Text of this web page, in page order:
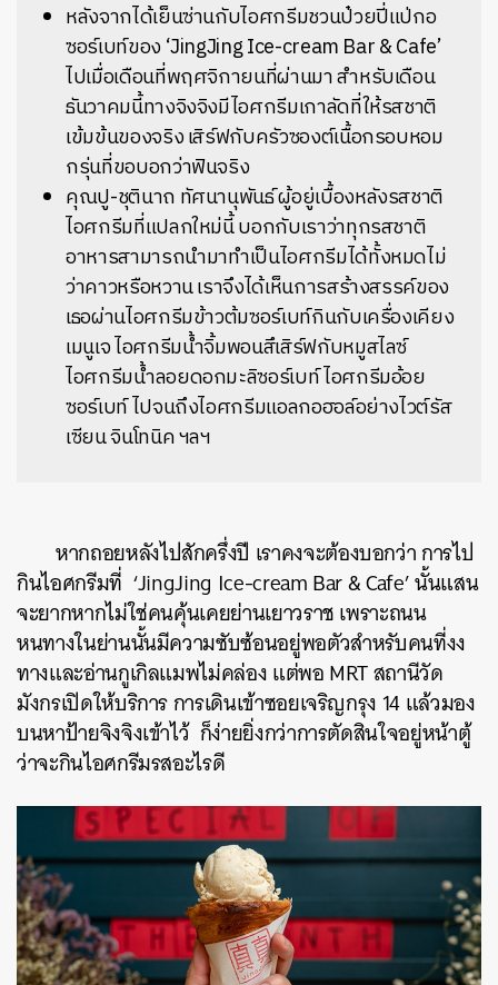
หลังจากได้เย็นซ่านกับไอศกรีมชวนป๋วยปี่แป่กอ
ซอร์เบท์ของ ‘JingJing Ice-cream Bar & Cafe’
ไปเมื่อเดือนที่พฤศจิกายนที่ผ่านมา สำหรับเดือน
ธันวาคมนี้ทางจิงจิงมีไอศกรีมเกาลัดที่ให้รสชาติ
เข้มข้นของจริง เสิร์ฟกับครัวซองต์เนื้อกรอบหอม
กรุ่นที่ขอบอกว่าฟินจริง
คุณปู-ชุตินาถ ทัศนานุพันธ์ ผู้อยู่เบื้องหลังรสชาติ
ไอศกรีมที่แปลกใหม่นี้ บอกกับเราว่าทุกรสชาติ
อาหารสามารถนำมาทำเป็นไอศกรีมได้ทั้งหมดไม่
ว่าคาวหรือหวาน เราจึงได้เห็นการสร้างสรรค์ของ
เธอผ่านไอศกรีมข้าวต้มซอร์เบท์กินกับเครื่องเคียง
เมนูเจ ไอศกรีมน้ำจิ้มพอนสึเสิร์ฟกับหมูสไลซ์
ไอศกรีมน้ำลอยดอกมะลิซอร์เบท์ ไอศกรีมอ้อย
ซอร์เบท์ ไปจนถึงไอศกรีมแอลกอฮอล์อย่างไวต์รัส
เซียน จินโทนิค ฯลฯ
หากถอยหลังไปสักครึ่งปี เราคงจะต้องบอกว่า การไป
กินไอศกรีมที่ ‘JingJing Ice-cream Bar & Cafe’ นั้นแสน
จะยากหากไม่ใช่คนคุ้นเคยย่านเยาวราช เพราะถนน
หนทางในย่านนั้นมีความซับซ้อนอยู่พอตัวสำหรับคนที่งง
ทางและอ่านกูเกิลแมพไม่คล่อง แต่พอ MRT สถานีวัด
มังกรเปิดให้บริการ การเดินเข้าซอยเจริญกรุง 14 แล้วมอง
บนหาป้ายจิงจิงเข้าไว้ ก็ง่ายยิ่งกว่าการตัดสินใจอยู่หน้าตู้
ว่าจะกินไอศกรีมรสอะไรดี